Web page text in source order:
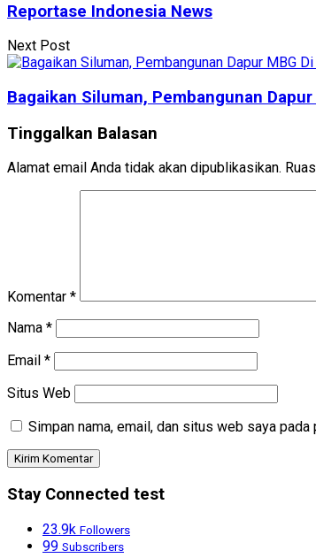
Reportase Indonesia News
Next Post
Bagaikan Siluman, Pembangunan
Tinggalkan Balasan
Alamat email Anda tidak akan dipublikasikan.
Komentar *
Nama *
Email *
Situs Web
Simpan nama, email, dan situs web saya
Stay Connected test
23.9k Followers
99 Subscribers